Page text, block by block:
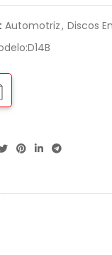
Automotriz, Discos